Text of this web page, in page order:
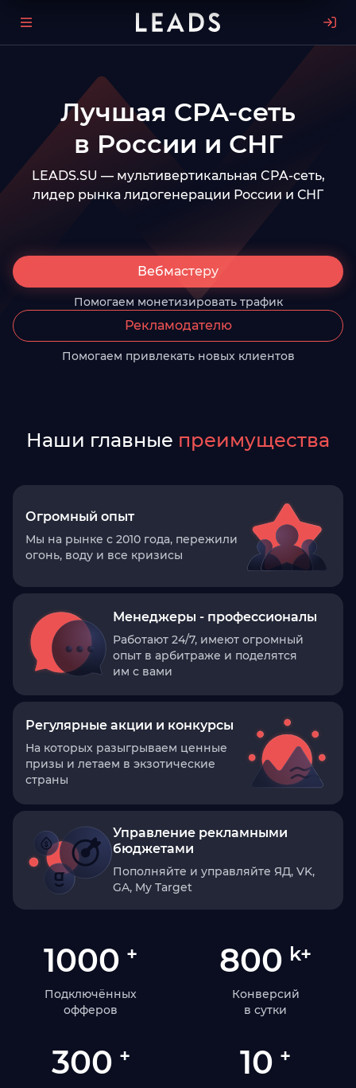
Лучшая CPA-сеть
в России и СНГ
LEADS.SU — мультивертикальная CPA-сеть,
лидер рынка лидогенерации России и СНГ
Вебмастеру
Помогаем монетизировать трафик
Рекламодателю
Помогаем привлекать новых клиентов
Наши главные преимущества
Огромный опыт
Мы на рынке с 2010 года, пережили
огонь, воду и все кризисы
Менеджеры - профессионалы
Работают 24/7, имеют огромный
опыт в арбитраже и поделятся
им с вами
Регулярные акции и конкурсы
На которых разыгрываем ценные
призы и летаем в экзотические
страны
Управление рекламными
бюджетами
Пополняйте и управляйте ЯД, VK,
GA, My Target
1000 +
Подключённых
офферов
800 k+
Конверсий
в сутки
300 + 10 +